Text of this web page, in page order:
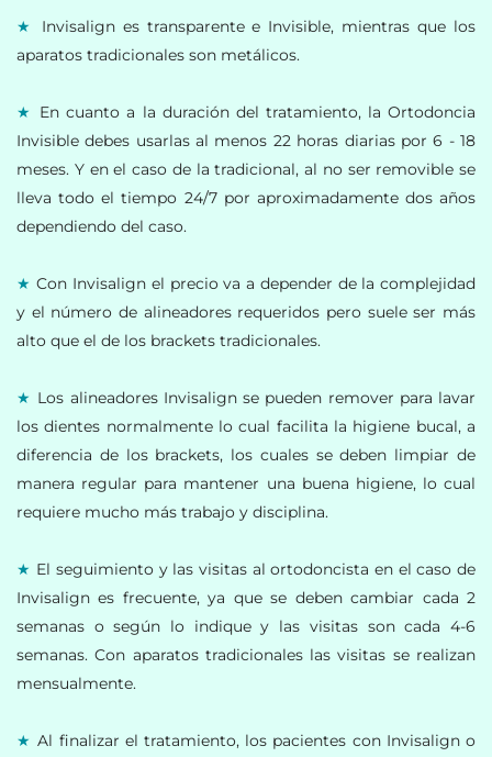
★
Invisalign es transparente e Invisible, mientras que los
aparatos tradicionales son metálicos.
★ En cuanto a la duración del tratamiento, la Ortodoncia
Invisible debes usarlas al menos 22 horas diarias por 6 - 18
meses. Y en el caso de la tradicional, al no ser removible se
lleva todo el tiempo 24/7 por aproximadamente dos años
dependiendo del caso.
★ Con Invisalign el precio va a depender de la complejidad
y el número de alineadores requeridos pero suele ser más
alto que el de los brackets tradicionales.
★ Los alineadores Invisalign se pueden remover para lavar
los dientes normalmente lo cual facilita la higiene bucal, a
diferencia de los brackets, los cuales se deben limpiar de
manera regular para mantener una buena higiene, lo cual
requiere mucho más trabajo y disciplina.
★ El seguimiento y las visitas al ortodoncista en el caso de
Invisalign es frecuente, ya que se deben cambiar cada 2
semanas o según lo indique y las visitas son cada 4-6
semanas. Con aparatos tradicionales las visitas se realizan
mensualmente.
★ Al finalizar el tratamiento, los pacientes con Invisalign o